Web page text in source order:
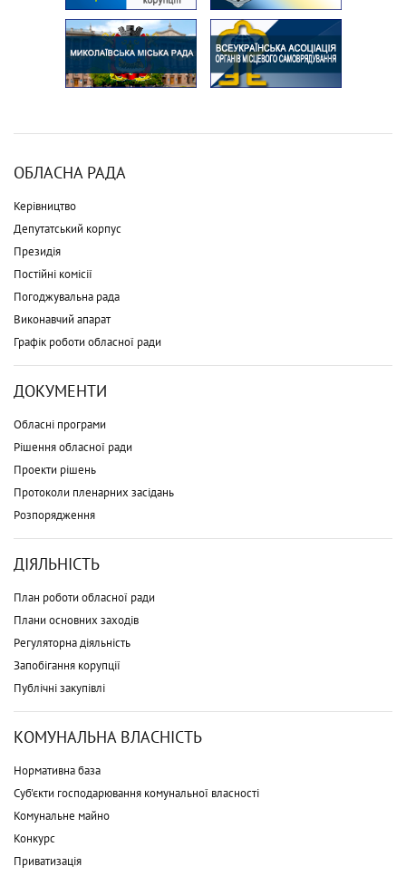
ОБЛАСНА РАДА
Керівництво
Депутатський корпус
Президія
Постійні комісії
Погоджувальна рада
Виконавчий апарат
Графік роботи обласної ради
ДОКУМЕНТИ
Обласні програми
Рішення обласної ради
Проекти рішень
Протоколи пленарних засідань
Розпорядження
ДІЯЛЬНІСТЬ
План роботи обласної ради
Плани основних заходів
Регуляторна діяльність
Запобігання корупції
Публічні закупівлі
КОМУНАЛЬНА ВЛАСНІСТЬ
Нормативна база
Суб'єкти господарювання комунальної власності
Комунальне майно
Конкурс
Приватизація